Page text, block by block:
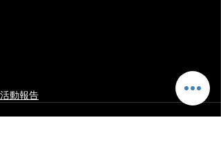
活動報告